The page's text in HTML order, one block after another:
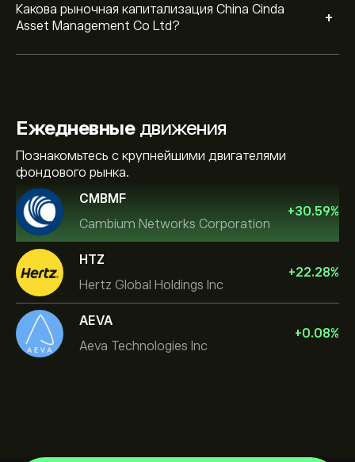
Какова рыночная капитализация China Cinda
Asset Management Co Ltd?
+
Ежедневныедвижения
Познакомьтесь с крупнейшими двигателями
фондового рынка.
CMBMF
Cambium Networks Corporation
+30.59%
HTZ
Hertz Global Holdings Inc
+22.28%
AEVA
Aeva Technologies Inc
+0.08%